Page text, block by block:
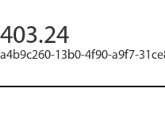
403.24
a4b9c260-13b0-4f90-a9f7-